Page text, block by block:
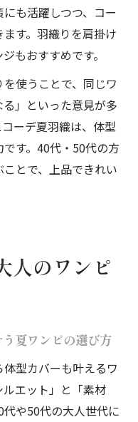
も活躍しつつ、コー
す。羽織りを肩掛け
もおすすめです。
使うことで、同じワ
」といった意見が多
ーデ夏羽織は、体型
す。40代・50代の方
とで、上品できれい
人のワンピ
夏ワンピの選び方
型カバーも叶えるワ
エット」と「素材
や50代の大人世代に